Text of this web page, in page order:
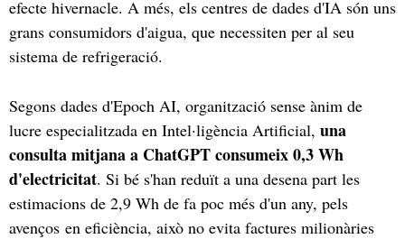
efecte hivernacle. A més, els centres de dades d'IA són uns
grans consumidors d'aigua, que necessiten per al seu
sistema de refrigeració.
Segons dades d'Epoch AI, organització sense ànim de
lucre especialitzada en Intel·ligència Artificial, una
consulta mitjana a ChatGPT consumeix 0,3 Wh
d'electricitat. Si bé s'han reduït a una desena part les
estimacions de 2,9 Wh de fa poc més d'un any, pels
avenços en eficiència, això no evita factures milionàries